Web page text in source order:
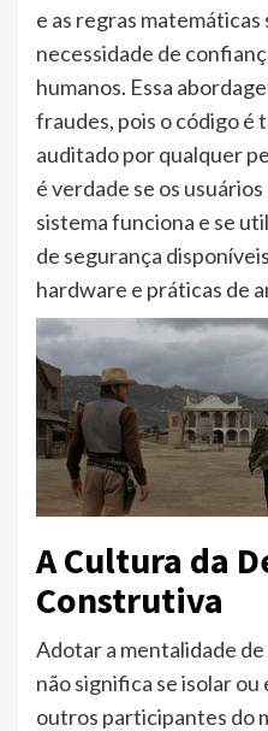
e as regras
necessidade de
humanos. Essa
fraudes, pois o código é
auditado por qualquer
é verdade se os
sistema funciona e se
de segurança
hardware e práticas de
A Cultura da
Construtiva
Adotar a mentalidade
não significa se isolar
outros participantes do